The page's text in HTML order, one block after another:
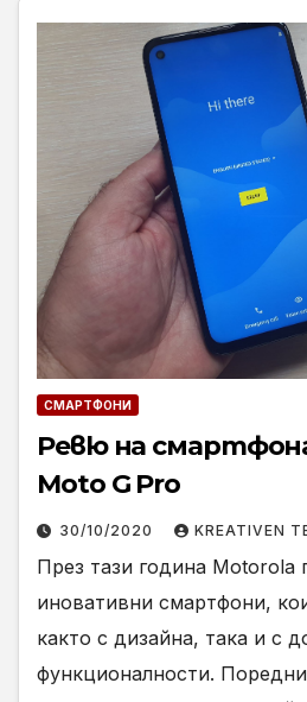
СМАРТФОНИ
Ревю на
Moto G Pro
30/10/2020 KREATIVEN
През тази година Motorola
иновативни смартфони,
както с дизайна, така и с
функционалности.